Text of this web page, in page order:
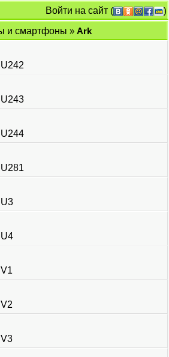
Войти на сайт (
)
и смартфоны » Ark